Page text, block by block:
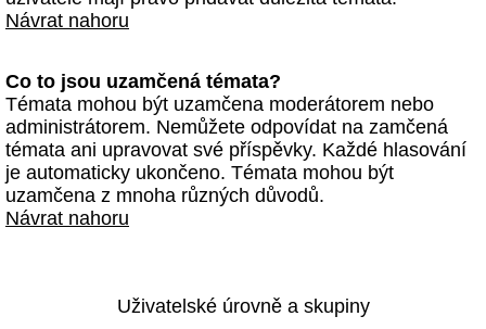
Návrat nahoru
Co to jsou uzamčená témata?
Témata mohou být uzamčena moderátorem nebo
administrátorem. Nemůžete odpovídat na zamčená
témata ani upravovat své příspěvky. Každé hlasování
je automaticky ukončeno. Témata mohou být
uzamčena z mnoha různých důvodů.
Návrat nahoru
Uživatelské úrovně a skupiny